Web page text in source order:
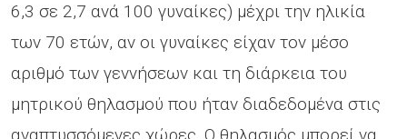
6,3 σε 2,7 ανά 100 γυναίκες) μέχρι την ηλικία
των 70 ετών, αν οι γυναίκες είχαν τον μέσο
αριθμό των γεννήσεων και τη διάρκεια του
μητρικού θηλασμού που ήταν διαδεδομένα στις